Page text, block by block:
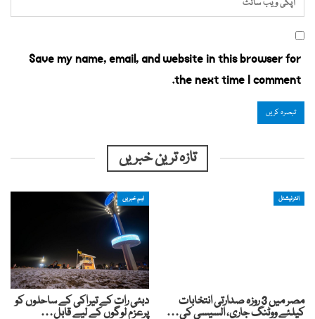
Save my name, email, and website in this browser for
the next time I comment.
تازہ ترین خبریں
انٹرنیشنل
مصر میں 3 روزہ صدارتی انتخابات
کیلئے ووٹنگ جاری، السیسی کی…
اہم خبریں
دبئی رات کے تیراکی کے ساحلوں کو
پرعزم لوگوں کے لیے قابل…